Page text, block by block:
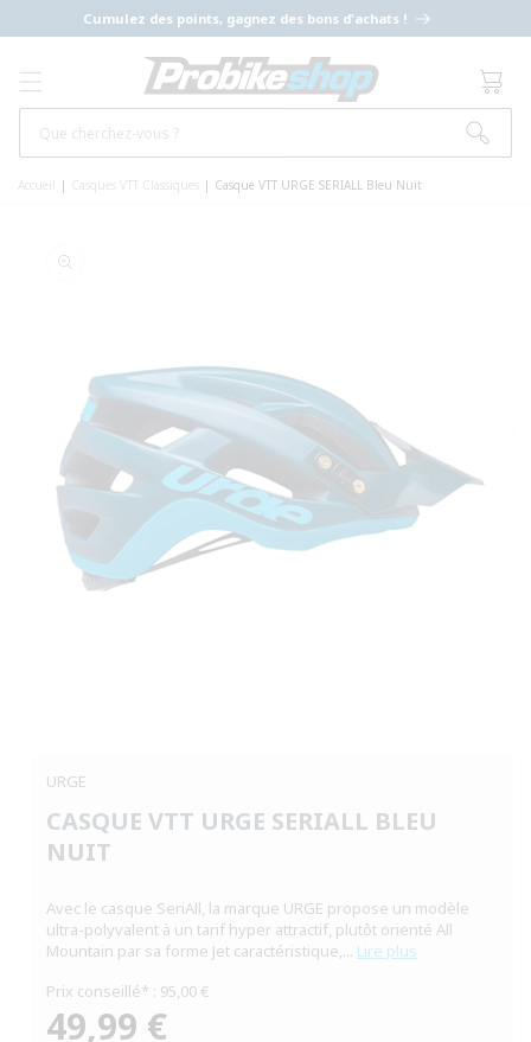
ET PASSER
AU
Cumulez des points, gagnez des bons d'achats !
Que cherchez-vous ?
Panier
Accueil | Casques VTT Classiques | Casque VTT URGE SERIALL Bleu Nuit
une
modale
URGE
CASQUE VTT URGE SERIALL BLEU
NUIT
Avec le casque SeriAll, la marque URGE propose un modèle
ultra-polyvalent à un tarif hyper attractif, plutôt orienté All
Mountain par sa forme Jet caractéristique,... Lire plus
Prix conseillé* : 95,00 €
Prix
49,99 €